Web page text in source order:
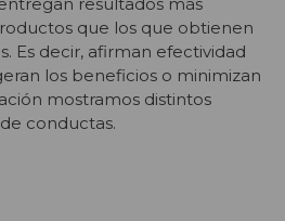
que los que obtienen
Es decir, afirman efectividad
los beneficios o minimizan
mostramos distintos
conductas.